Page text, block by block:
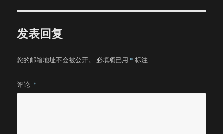
发表回复
您的邮箱地址不会被公开。 必填项已用 * 标注
评论 *